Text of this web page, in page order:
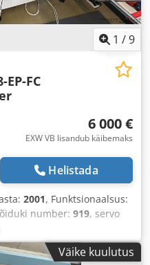
1 /9
EP-FC
6 000 €
EXW VB lisandub käibemaks
Helistada
2001, Funktsionaalsus:
number: 919, servo
X-telg:150 mm,
mm, Väike kuulutus